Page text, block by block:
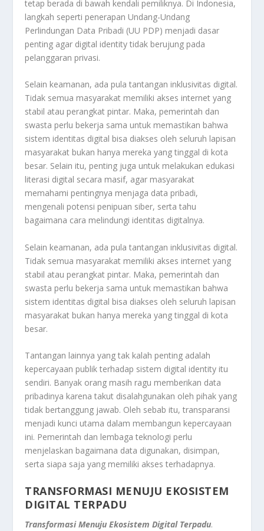
tetap berada di bawah kendali pemiliknya. Di Indonesia,
langkah seperti penerapan Undang-Undang
Perlindungan Data Pribadi (UU PDP) menjadi dasar
penting agar digital identity tidak berujung pada
pelanggaran privasi.
Selain keamanan, ada pula tantangan inklusivitas digital.
Tidak semua masyarakat memiliki akses internet yang
stabil atau perangkat pintar. Maka, pemerintah dan
swasta perlu bekerja sama untuk memastikan bahwa
sistem identitas digital bisa diakses oleh seluruh lapisan
masyarakat bukan hanya mereka yang tinggal di kota
besar. Selain itu, penting juga untuk melakukan edukasi
literasi digital secara masif, agar masyarakat
memahami pentingnya menjaga data pribadi,
mengenali potensi penipuan siber, serta tahu
bagaimana cara melindungi identitas digitalnya.
Selain keamanan, ada pula tantangan inklusivitas digital.
Tidak semua masyarakat memiliki akses internet yang
stabil atau perangkat pintar. Maka, pemerintah dan
swasta perlu bekerja sama untuk memastikan bahwa
sistem identitas digital bisa diakses oleh seluruh lapisan
masyarakat bukan hanya mereka yang tinggal di kota
besar.
Tantangan lainnya yang tak kalah penting adalah
kepercayaan publik terhadap sistem digital identity itu
sendiri. Banyak orang masih ragu memberikan data
pribadinya karena takut disalahgunakan oleh pihak yang
tidak bertanggung jawab. Oleh sebab itu, transparansi
menjadi kunci utama dalam membangun kepercayaan
ini. Pemerintah dan lembaga teknologi perlu
menjelaskan bagaimana data digunakan, disimpan,
serta siapa saja yang memiliki akses terhadapnya.
TRANSFORMASI MENUJU EKOSISTEM
DIGITAL TERPADU
Transformasi Menuju Ekosistem Digital Terpadu.